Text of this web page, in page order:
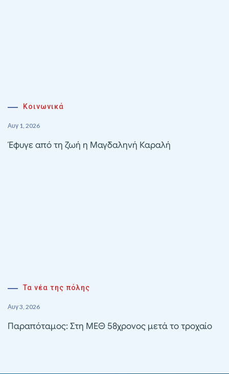
Κοινωνικά
Αυγ 1, 2026
Έφυγε από τη ζωή η Μαγδαληνή Καραλή
Τα νέα της πόλης
Αυγ 3, 2026
Παραπόταμος: Στη ΜΕΘ 58χρονος μετά το τροχαίο